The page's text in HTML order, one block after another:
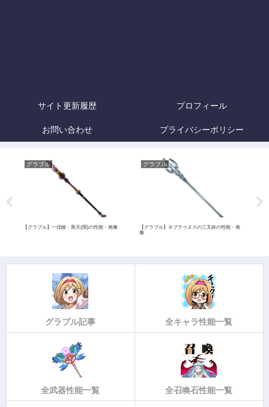
サイト更新履歴 プロフィール
お問い合わせ プライバシーポリシー
グラブル
【グラブル】一伐槍・黒天(闇)の性能・画像
グラブル
【グラブル】ネプテゥヌスの三叉鉾の性能・画
像
グラブル記事 全キャラ性能一覧
全武器性能一覧 全召喚石性能一覧